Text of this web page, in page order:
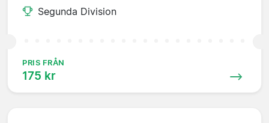
Segunda Division
PRIS FRÅN
175 kr